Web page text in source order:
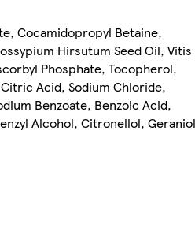
Cocamidopropyl Betaine,
Hirsutum Seed Oil, Vitis
Phosphate, Tocopherol,
Acid, Sodium Chloride,
Benzoate, Benzoic Acid,
Alcohol, Citronellol, Geraniol